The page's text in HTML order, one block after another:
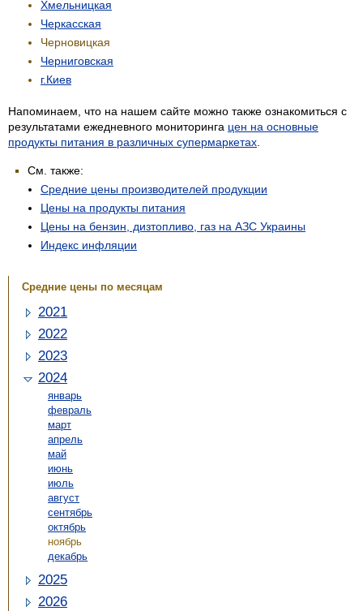
Хмельницкая
Черкасская
Черновицкая
Черниговская
г.Киев
Напоминаем, что на нашем сайте можно также ознакомиться с
результатами ежедневного мониторинга цен на основные
продукты питания в различных супермаркетах
См. также:
Средние цены производителей продукции
Цены на продукты питания
Цены на бензин, дизтопливо, газ на АЗС Украины
Индекс инфляции
Средние цены по месяцам
2021
2022
2023
2024
январь
февраль
март
апрель
май
июнь
июль
август
сентябрь
октябрь
ноябрь
декабрь
2025
2026